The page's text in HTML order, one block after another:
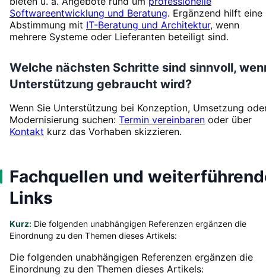
Softwareentwicklung und Beratung. Ergänzend hilft eine
Abstimmung mit IT-Beratung und Architektur, wenn
mehrere Systeme oder Lieferanten beteiligt sind.
Welche nächsten Schritte sind sinnvoll,
Unterstützung gebraucht wird?
Wenn Sie Unterstützung bei Konzeption, Umsetzung
Modernisierung suchen: Termin vereinbaren oder über
Kontakt kurz das Vorhaben skizzieren.
Fachquellen und
Links
Kurz: Die folgenden unabhängigen Referenzen ergänzen die
Einordnung zu den Themen dieses Artikels:
Die folgenden unabhängigen Referenzen ergänzen die
Einordnung zu den Themen dieses Artikels: